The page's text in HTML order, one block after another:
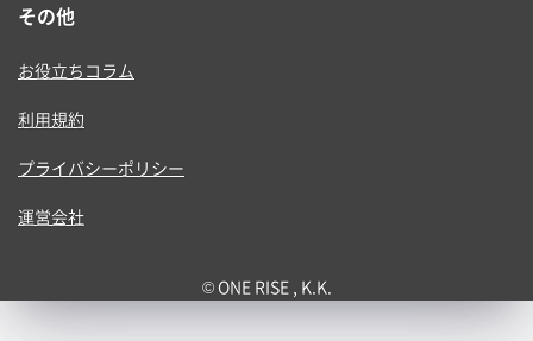
その他
お役立ちコラム
利用規約
プライバシーポリシー
運営会社
© ONE RISE , K.K.